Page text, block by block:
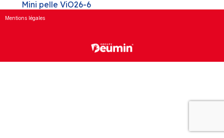
Mini pelle ViO26-6
Mentions légales